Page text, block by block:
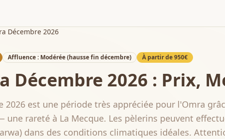
Décembre 2026
Affluence : Modérée (hausse fin décembre) À partir de950€
Décembre 2026 : Prix,
2026 est une période très appréciée pour l'Omra
une rareté à La Mecque. Les pèlerins peuvent
dans des conditions climatiques idéales.